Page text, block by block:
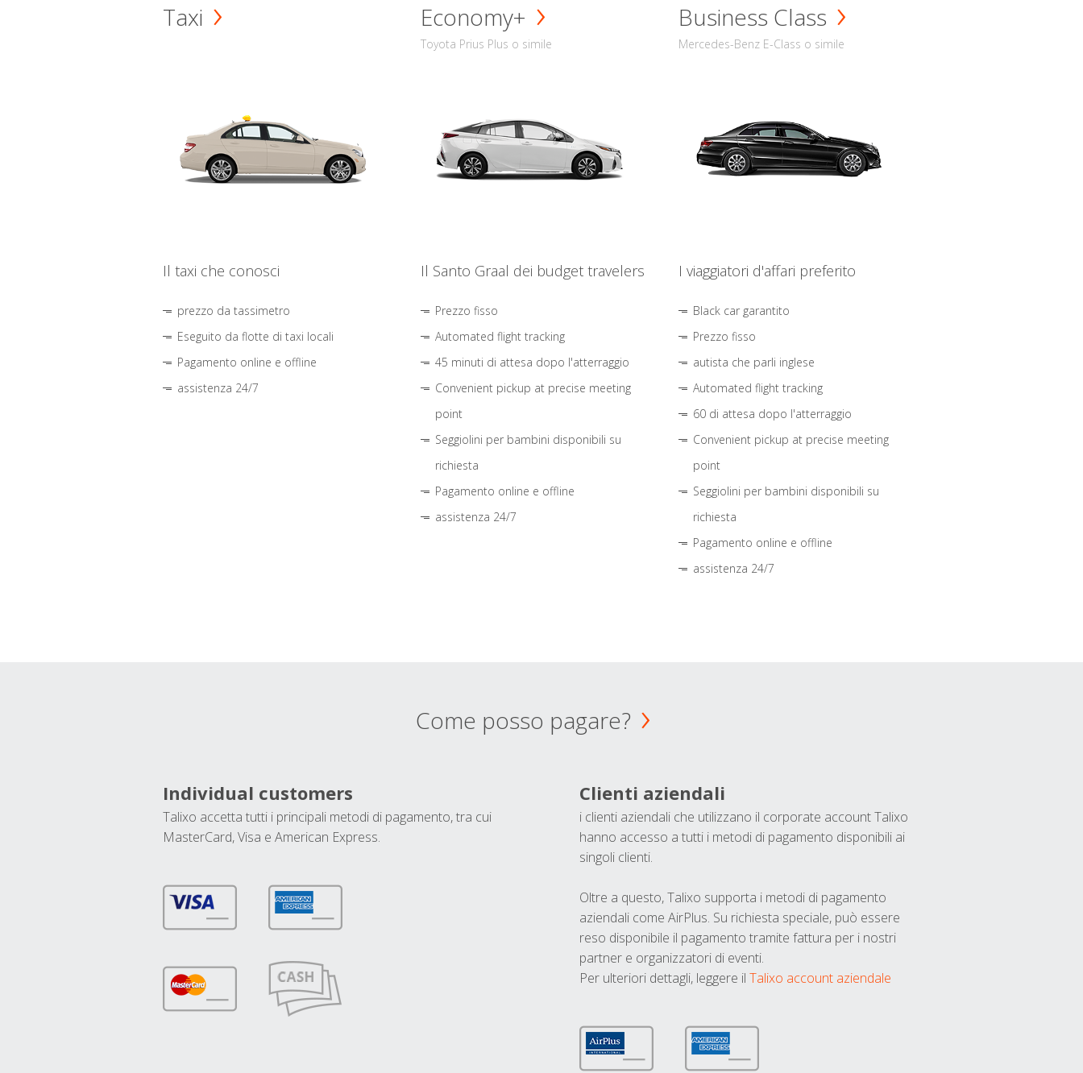
Taxi
Il taxi che conosci
prezzo da tassimetro
Eseguito da flotte di taxi locali
Pagamento online e offline
assistenza 24/7
Economy+
Toyota Prius Plus o simile
Il Santo Graal dei budget travelers
Prezzo fisso
Automated flight tracking
45 minuti di attesa dopo l'atterraggio
Convenient pickup at precise meeting
point
Seggiolini per bambini disponibili su
richiesta
Pagamento online e offline
assistenza 24/7
Business Class
Mercedes-Benz E-Class o simile
I viaggiatori d'affari preferito
Black car garantito
Prezzo fisso
autista che parli inglese
Automated flight tracking
60 di attesa dopo l'atterraggio
Convenient pickup at precise meeting
point
Seggiolini per bambini disponibili su
richiesta
Pagamento online e offline
assistenza 24/7
Come posso pagare?
Individual customers
Talixo accetta tutti i principali metodi di pagamento, tra cui
MasterCard, Visa e American Express.
Clienti aziendali
i clienti aziendali che utilizzano il corporate account Talixo
hanno accesso a tutti i metodi di pagamento disponibili ai
singoli clienti.
Oltre a questo, Talixo supporta i metodi di pagamento
aziendali come AirPlus. Su richiesta speciale, può essere
reso disponibile il pagamento tramite fattura per i nostri
partner e organizzatori di eventi.
Per ulteriori dettagli, leggere il Talixo account aziendale